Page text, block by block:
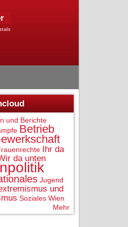
und Berichte
Betrieb
Ihr da
da unten
Jugend
und
Soziales Wien
Mehr